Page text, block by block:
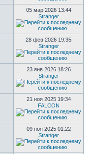
05 мар 2026 13:44
Stranger
28 фев 2026 19:35
Stranger
23 янв 2026 18:26
Stranger
21 ноя 2025 19:34
FALCON
09 ноя 2025 01:22
Stranger